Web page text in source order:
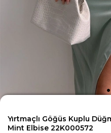
Yırtmaçlı Göğüs Kuplu
Mint Elbise 22K000572